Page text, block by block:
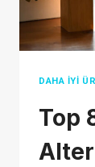
DAHA İYI
Top